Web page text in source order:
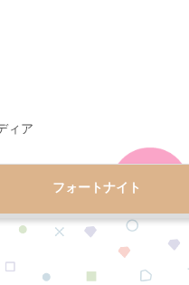
ィア
フォートナイト